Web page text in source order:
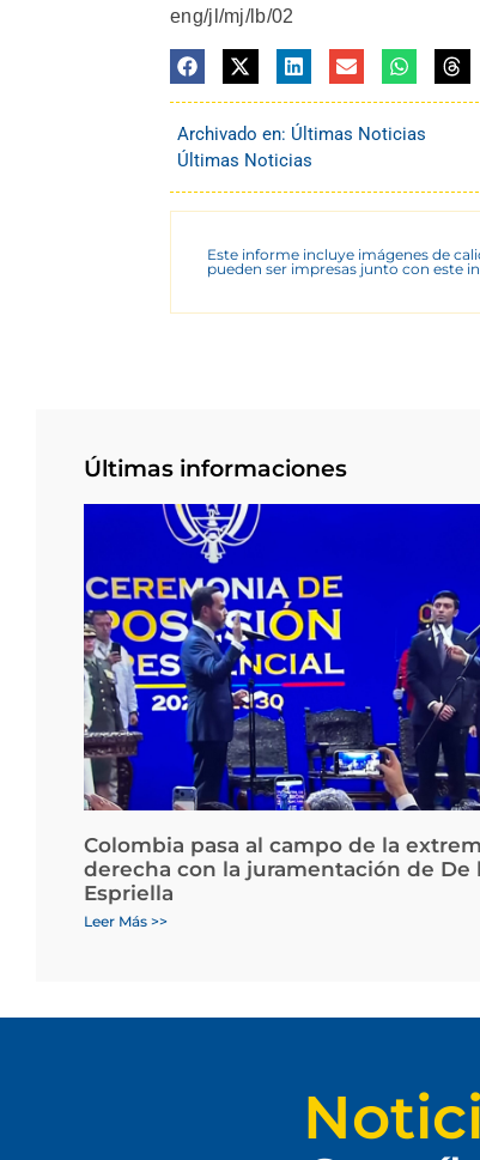
eng/jl/mj/lb/02
Archivado en: Últimas Noticias
Últimas Noticias
Este informe incluye imágenes de
pueden ser impresas junto con este
Últimas informaciones
Colombia pasa al campo de la
derecha con la juramentación de De
Espriella
Leer Más >>